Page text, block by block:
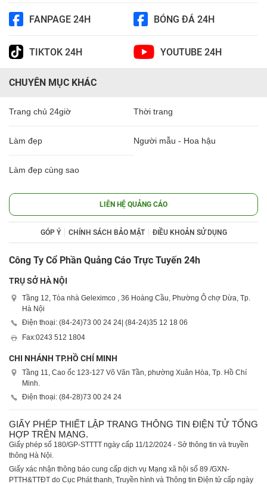
FANPAGE 24H BÓNG ĐÁ 24H
TIKTOK 24H YOUTUBE 24H
CHUYÊN MỤC KHÁC
Trang chủ 24giờ Thời trang
Làm đẹp Người mẫu - Hoa hậu
Làm đẹp cùng sao
LIÊN HỆ QUẢNG CÁO
GÓP Ý CHÍNH SÁCH BẢO MẬT ĐIỀU KHOẢN SỬ DỤNG
Công Ty Cổ Phần Quảng Cáo Trực Tuyến 24h
TRỤ SỞ HÀ NỘI
Tầng 12, Tòa nhà Geleximco , 36 Hoàng Cầu, Phường Ô chợ Dừa, Tp.
Hà Nội
Điện thoại: (84-24)73 00 24 24 | (84-24)35 12 18 06
Fax:0243 512 1804
CHI NHÁNH TP.HỒ CHÍ MINH
Tầng 11, Cao ốc 123-127 Võ Văn Tần, phường Xuân Hòa, Tp. Hồ Chí
Minh.
Điện thoại: (84-28)73 00 24 24
GIẤY PHÉP THIẾT LẬP TRANG THÔNG TIN ĐIỆN TỬ TỔNG
HỢP TRÊN MẠNG.
Giấy phép số 180/GP-STTTT ngày cấp 11/12/2024 - Sở thông tin và truyền
thông Hà Nội.
Giấy xác nhận thông báo cung cấp dịch vụ Mạng xã hội số 89 /GXN-
PTTH&TTĐT do Cục Phát thanh, Truyền hình và Thông tin Điện tử cấp ngày